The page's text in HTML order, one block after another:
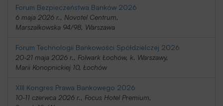
Forum Bezpieczeństwa Banków 2026
6 maja 2026 r., Novotel Centrum,
Marszałkowska 94/98, Warszawa
Forum Technologii Bankowości Spółdzielczej 2026
20-21 maja 2026 r., Folwark Łochów, k. Warszawy,
Marii Konopnickiej 10, Łochów
XIII Kongres Prawa Bankowego 2026
10-11 czerwca 2026 r., Focus Hotel Premium,